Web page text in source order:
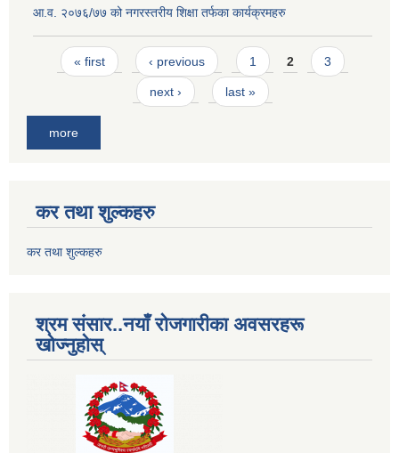
आ.व. २०७६/७७ को नगरस्तरीय शिक्षा तर्फका कार्यक्रमहरु
Pages
« first ‹ previous 1 2 3
next › last »
more
कर तथा शुल्कहरु
कर तथा शुल्कहरु
श्रम संसार..नयाँ रोजगारीका अवसरहरू
खोज्नुहोस्